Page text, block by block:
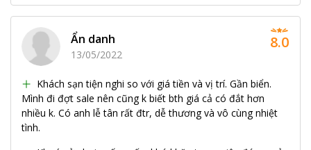
Ẩn danh
13/05/2022
Khách sạn tiện nghi so với giá tiền và vị trí. Gần biển.
Mình đi đợt sale nên cũng k biết bth giá cả có đắt hơn
nhiều k. Có anh lễ tân rất đtr, dễ thương và vô cùng nhiệt
tình.
8.0